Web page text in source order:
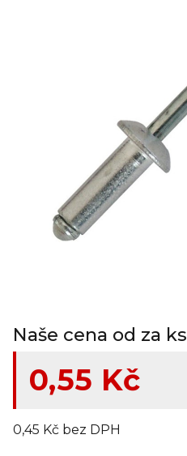
Naše cena od za ks
0,55 Kč
0,45 Kč bez DPH